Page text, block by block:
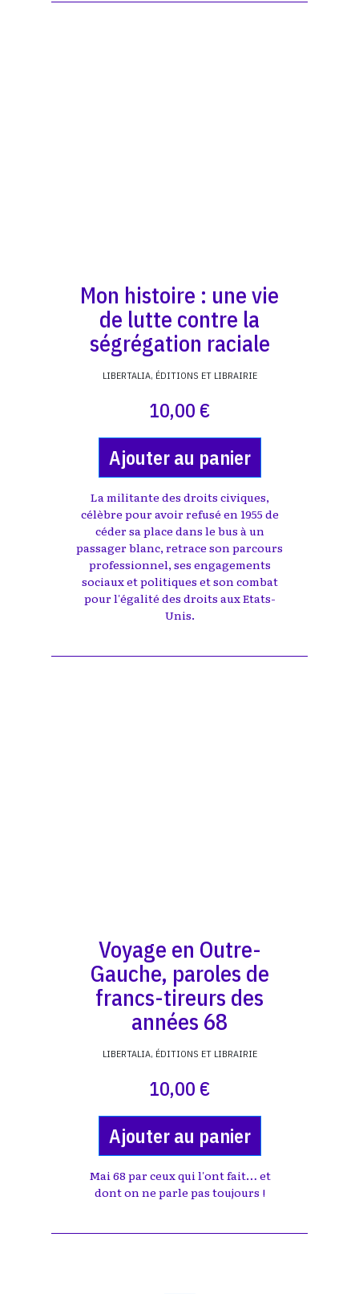
Mon histoire : une vie
de lutte contre la
ségrégation raciale
LIBERTALIA, ÉDITIONS ET LIBRAIRIE
10,00 €
Ajouter au panier
La militante des droits civiques,
célèbre pour avoir refusé en 1955 de
céder sa place dans le bus à un
passager blanc, retrace son parcours
professionnel, ses engagements
sociaux et politiques et son combat
pour l'égalité des droits aux Etats-
Unis.
Voyage en Outre-
Gauche, paroles de
francs-tireurs des
années 68
LIBERTALIA, ÉDITIONS ET LIBRAIRIE
10,00 €
Ajouter au panier
Mai 68 par ceux qui l'ont fait… et
dont on ne parle pas toujours !